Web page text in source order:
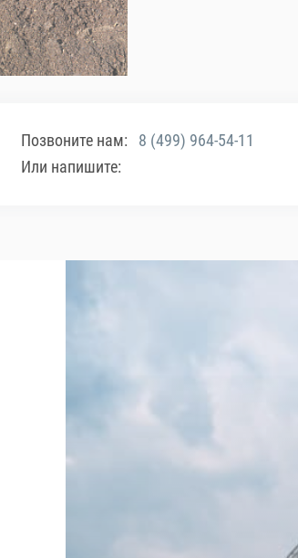
Позвоните нам:
8 (499) 964-54-11
Или напишите: